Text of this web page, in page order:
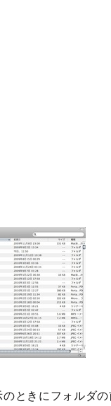
ときにフォルダ